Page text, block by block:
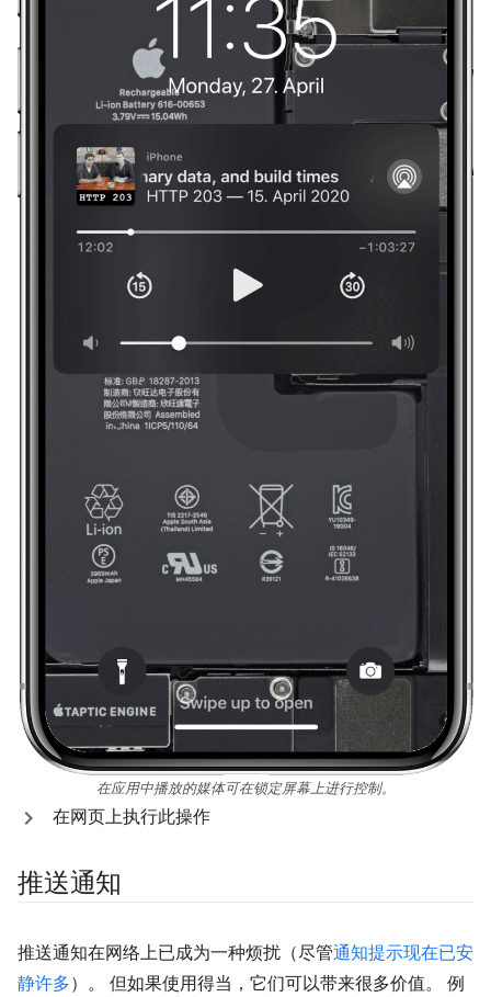
在应用中播放的媒体可在锁定屏幕上进行控制。
在网页上执行此操作
推送通知
推送通知在网络上已成为一种烦扰（尽管通知提示现在已安
静许多）。 但如果使用得当，它们可以带来很多价值。 例